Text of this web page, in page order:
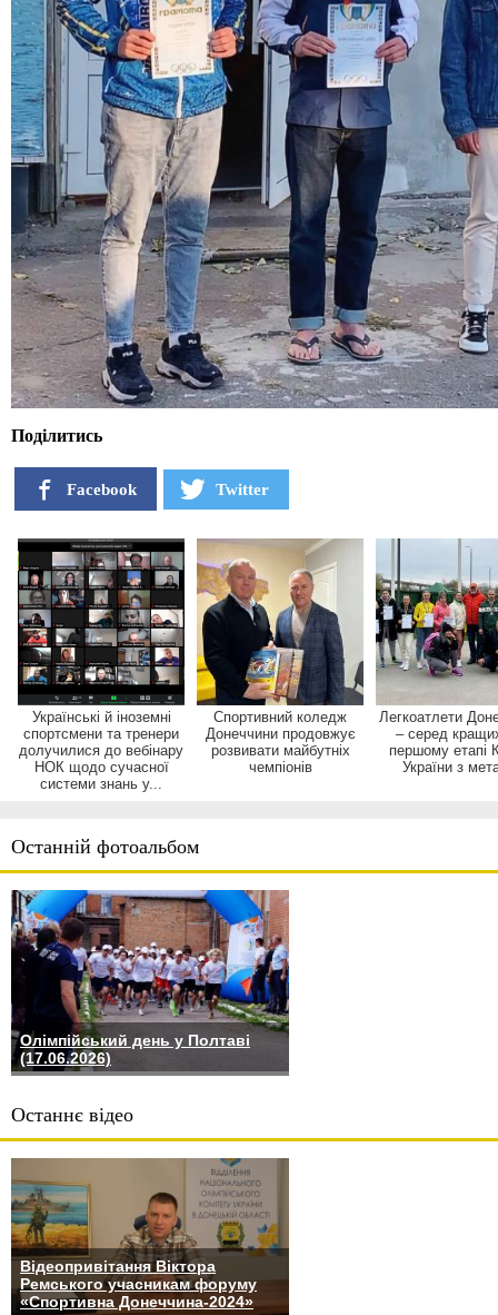
Останній фотоальбом
Олімпійський день у Полтаві
(17.06.2026)
Останнє відео
Відеопривітання Віктора
Ремського учасникам форуму
«Спортивна Донеччина-2024»
Поділитись
Facebook Twitter
Українські й іноземні
спортсмени та тренери
долучилися до вебінару
НОК щодо сучасної
системи знань у...
Спортивний коледж
Донеччини продовжує
розвивати майбутніх
чемпіонів
Легкоатлети
– серед
першому етапі
України з